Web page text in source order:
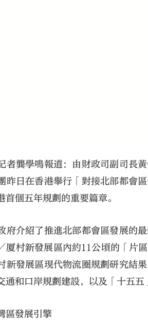
者龔學鳴報道：由財政司副司長
昨日在香港舉行「對接北部都會
首個五年規劃的重要篇章。
府介紹了推進北部都會區發展的
厦村新發展區內約11公頃的「片
新發展區現代物流圈規劃研究結
通和口岸規劃建設，以及「十五五
區發展引擎